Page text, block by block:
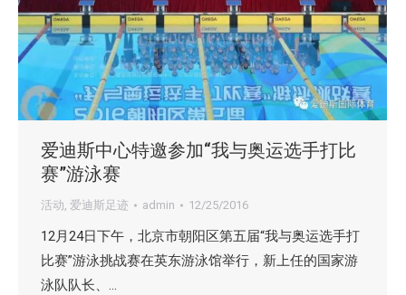
爱迪斯中心特邀参加“我与奥运选手打比
赛”游泳赛
活动, 爱迪斯足迹 admin 12/25/2016
12月24日下午，北京市朝阳区第五届“我与奥运选手打
比赛”游泳挑战赛在英东游泳馆举行，新上任的国家游
泳队队长、…